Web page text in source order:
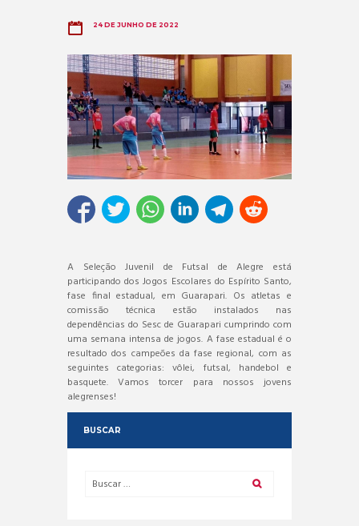
24 DE JUNHO DE 2022
A Seleção Juvenil de Futsal de Alegre está
participando dos Jogos Escolares do Espírito Santo,
fase final estadual, em Guarapari. Os atletas e
comissão técnica estão instalados nas
dependências do Sesc de Guarapari cumprindo com
uma semana intensa de jogos. A fase estadual é o
resultado dos campeões da fase regional, com as
seguintes categorias: vôlei, futsal, handebol e
basquete. Vamos torcer para nossos jovens
alegrenses!
BUSCAR